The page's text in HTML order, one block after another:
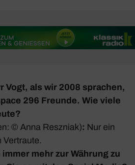
Vogt, als wir 2008 spra­chen,
296 Freunde. Wie viele
© Anna Reszniak): Nur ein
Vertraute.
mehr zur Währung zu